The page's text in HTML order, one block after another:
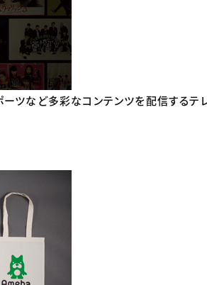
ツなど多彩なコンテンツを配信するテ